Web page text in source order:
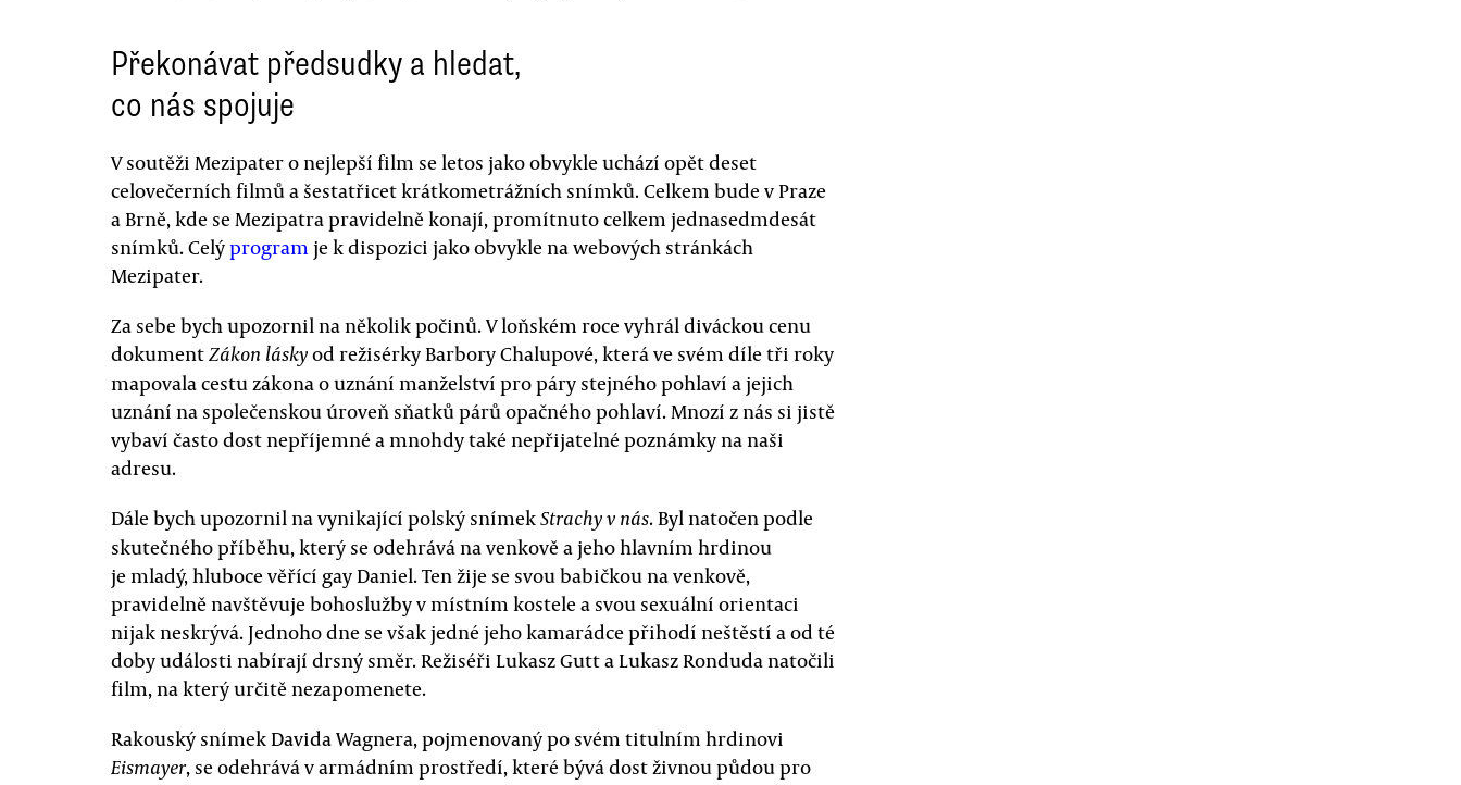
Překonávat předsudky a hledat,
co nás spojuje
V soutěži Mezipater o nejlepší film se letos jako obvykle uchází opět deset
celovečerních filmů a šestatřicet krátkometrážních snímků. Celkem bude v Praze
a Brně, kde se Mezipatra pravidelně konají, promítnuto celkem jednasedmdesát
snímků. Celýprogramje k dispozici jako obvykle na webových stránkách
Mezipater.
Za sebe bych upozornil na několik počinů. V loňském roce vyhrál diváckou cenu
dokumentZákon láskyod režisérky Barbory Chalupové, která ve svém díle tři roky
mapovala cestu zákona o uznání manželství pro páry stejného pohlaví a jejich
uznání na společenskou úroveň sňatků párů opačného pohlaví. Mnozí z nás si jistě
vybaví často dost nepříjemné a mnohdy také nepřijatelné poznámky na naši
adresu.
Dále bych upozornil na vynikající polský snímekStrachy v nás. Byl natočen podle
skutečného příběhu, který se odehrává na venkově a jeho hlavním hrdinou
je mladý, hluboce věřící gay Daniel. Ten žije se svou babičkou na venkově,
pravidelně navštěvuje bohoslužby v místním kostele a svou sexuální orientaci
nijak neskrývá. Jednoho dne se však jedné jeho kamarádce přihodí neštěstí a od té
doby události nabírají drsný směr. Režiséři Lukasz Gutt a Lukasz Ronduda natočili
film, na který určitě nezapomenete.
Rakouský snímek Davida Wagnera, pojmenovaný po svém titulním hrdinovi
Eismayer, se odehrává v armádním prostředí, které bývá dost živnou půdou pro